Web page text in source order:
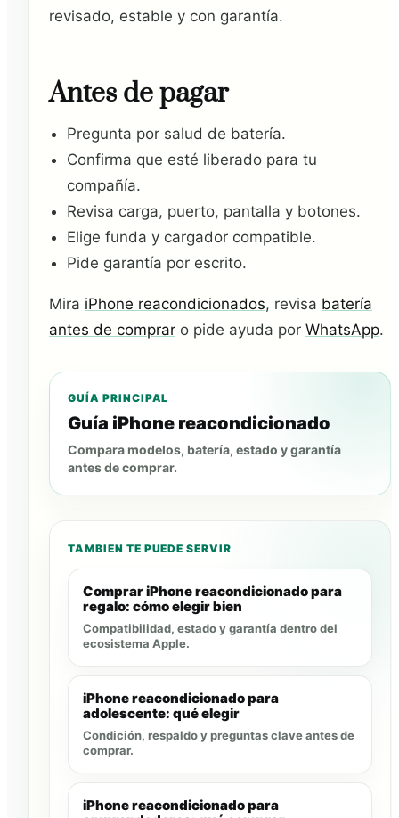
revisado, estable y con garantía.
Antes de pagar
Pregunta por salud de batería.
Confirma que esté liberado para tu
compañía.
Revisa carga, puerto, pantalla y botones.
Elige funda y cargador compatible.
Pide garantía por escrito.
Mira iPhone reacondicionados, revisa batería
antes de comprar o pide ayuda por WhatsApp.
GUÍA PRINCIPAL
Guía iPhone reacondicionado
Compara modelos, batería, estado y garantía
antes de comprar.
TAMBIEN TE PUEDE SERVIR
Comprar iPhone reacondicionado para
regalo: cómo elegir bien
Compatibilidad, estado y garantía dentro del
ecosistema Apple.
iPhone reacondicionado para
adolescente: qué elegir
Condición, respaldo y preguntas clave antes de
comprar.
iPhone reacondicionado para